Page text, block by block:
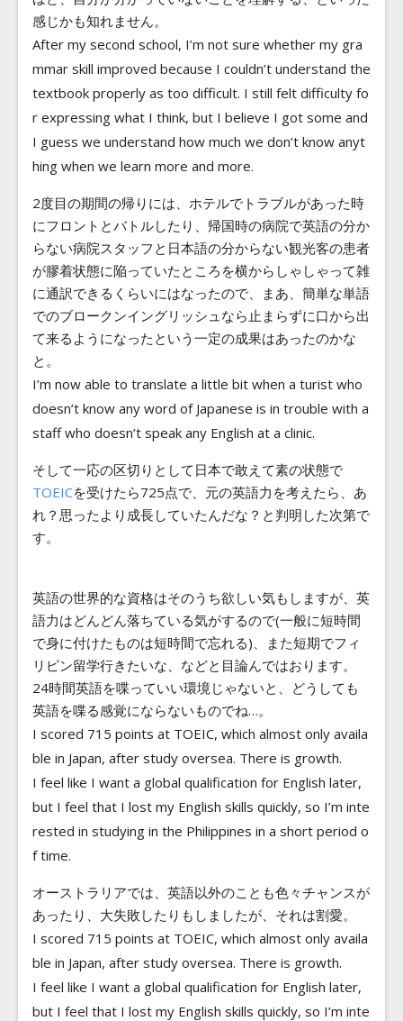
感じかも知れません。
After my second school, I’m not sure whether my gra
mmar skill improved because I couldn’t understand the
textbook properly as too difficult. I still felt difficulty fo
r expressing what I think, but I believe I got some and
I guess we understand how much we don’t know anyt
hing when we learn more and more.
2度目の期間の帰りには、ホテルでトラブルがあった時
にフロントとバトルしたり、帰国時の病院で英語の分か
らない病院スタッフと日本語の分からない観光客の患者
が膠着状態に陥っていたところを横からしゃしゃって雑
に通訳できるくらいにはなったので、まあ、簡単な単語
でのブロークンイングリッシュなら止まらずに口から出
て来るようになったという一定の成果はあったのかな
と。
I’m now able to translate a little bit when a turist who
doesn’t know any word of Japanese is in trouble with a
staff who doesn’t speak any English at a clinic.
そして一応の区切りとして日本で敢えて素の状態で
TOEICを受けたら725点で、元の英語力を考えたら、あ
れ？思ったより成長していたんだな？と判明した次第で
す。
英語の世界的な資格はそのうち欲しい気もしますが、英
語力はどんどん落ちている気がするので(一般に短時間
で身に付けたものは短時間で忘れる)、また短期でフィ
リピン留学行きたいな、などと目論んではおります。
24時間英語を喋っていい環境じゃないと、どうしても
英語を喋る感覚にならないものでね…。
I scored 715 points at TOEIC, which almost only availa
ble in Japan, after study oversea. There is growth.
I feel like I want a global qualification for English later,
but I feel that I lost my English skills quickly, so I’m inte
rested in studying in the Philippines in a short period o
f time.
オーストラリアでは、英語以外のことも色々チャンスが
あったり、大失敗したりもしましたが、それは割愛。
I scored 715 points at TOEIC, which almost only availa
ble in Japan, after study oversea. There is growth.
I feel like I want a global qualification for English later,
but I feel that I lost my English skills quickly, so I’m inte